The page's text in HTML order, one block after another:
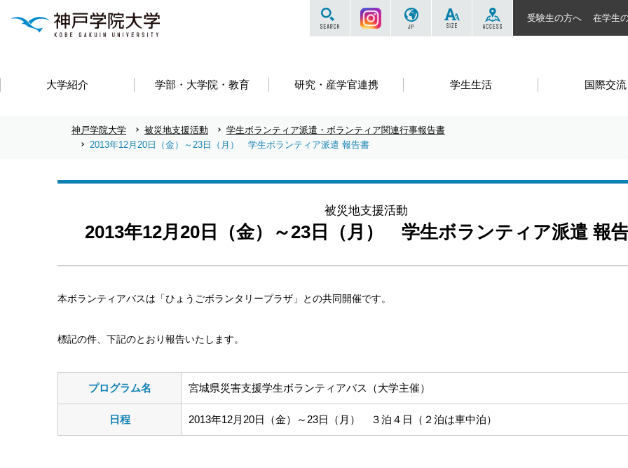
大学紹介 学部・大学院・教育 研究・産学官連携 学生生活 国際交流
サイト内を検索する
Instagram SIZE
受験生の方へ 在学生
神戸学院大学 被災地支援活動
学生ボランティア派遣・ボランティア関連行事報告書
2013年12月20日（金）～23日（月） 学生ボランティア派遣 報告書
被災地支援活動
2013年12月20日（金）～23日（月） 学生ボランティア派遣 報
本ボランティアバスは「ひょうごボランタリープラザ」との共同開催です。
標記の件、下記のとおり報告いたします。
プログラム名 宮城県災害支援学生ボランティアバス（大学主催）
日程 2013年12月20日（金）～23日（月） ３泊４日（２泊は車中泊）